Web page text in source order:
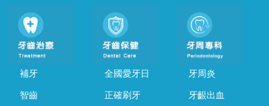
補牙
智齒
全國愛牙日
正確刷牙
牙周炎
牙齦出血